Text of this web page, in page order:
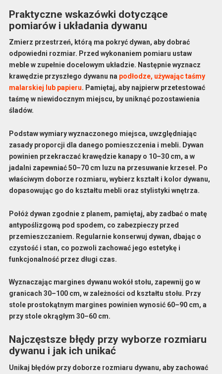
Praktyczne wskazówki dotyczące
pomiarów i układania dywanu
Zmierz przestrzeń, którą ma pokryć dywan, aby dobrać
odpowiedni rozmiar. Przed wykonaniem pomiaru ustaw
meble w zupełnie docelowym układzie. Następnie wyznacz
krawędzie przyszłego dywanu na podłodze, używając taśmy
malarskiej lub papieru. Pamiętaj, aby najpierw przetestować
taśmę w niewidocznym miejscu, by uniknąć pozostawienia
śladów.
Podstaw wymiary wyznaczonego miejsca, uwzględniając
zasady proporcji dla danego pomieszczenia i mebli. Dywan
powinien przekraczać krawędzie kanapy o 10–30 cm, a w
jadalni zapewniać50–70 cm luzu na przesuwanie krzeseł. Po
właściwym doborze rozmiaru, wybierz kształt i kolor dywanu,
dopasowując go do kształtu mebli oraz stylistyki wnętrza.
Połóż dywan zgodnie z planem, pamiętaj, aby zadbać o matę
antypoślizgową pod spodem, co zabezpieczy przed
przemieszczaniem. Regularnie konserwuj dywan, dbając o
czystość i stan, co pozwoli zachować jego estetykę i
funkcjonalność przez długi czas.
Wyznaczając margines dywanu wokół stołu, zapewnij go w
granicach 30–100 cm, w zależności od kształtu stołu. Przy
stole prostokątnym margines powinien wynosić 60–90 cm, a
przy stole okrągłym 30–60 cm.
Najczęstsze błędy przy wyborze rozmiaru
dywanu i jak ich unikać
Unikaj błędów przy doborze rozmiaru dywanu, aby zachować